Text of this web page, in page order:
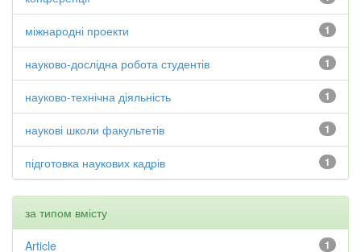
1
міжнародні проекти
1
науково-дослідна робота студентів
1
науково-технічна діяльність
1
наукові школи факультетів
1
підготовка наукових кадрів
за типом вмісту
1
Article